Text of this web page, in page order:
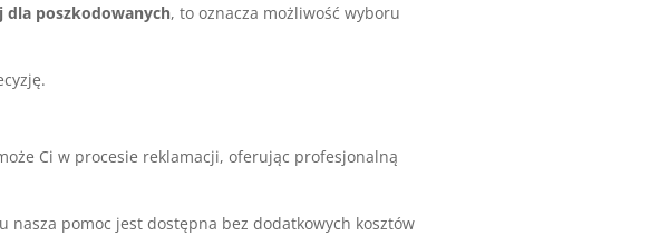
dla poszkodowanych, to oznacza możliwość wyboru
Ci w procesie reklamacji, oferując profesjonalną
nasza pomoc jest dostępna bez dodatkowych kosztów